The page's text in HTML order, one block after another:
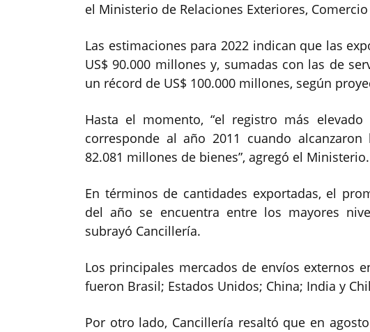
el Ministerio de Relaciones Exteriores,
Las estimaciones para 2022 indican que las
US$ 90.000 millones y, sumadas con las de
un récord de US$ 100.000 millones, según
Hasta el momento, “el registro más
corresponde al año 2011 cuando
82.081 millones de bienes”, agregó el Ministerio.
En términos de cantidades exportadas, el
del año se encuentra entre los mayores
subrayó Cancillería.
Los principales mercados de envíos externos
fueron Brasil; Estados Unidos; China; India y
Por otro lado, Cancillería resaltó que en